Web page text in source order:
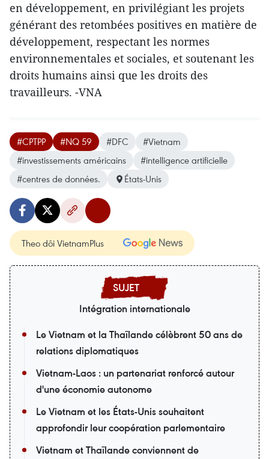
en développement, en privilégiant les projets
générant des retombées positives en matière de
développement, respectant les normes
environnementales et sociales, et soutenant les
droits humains ainsi que les droits des
travailleurs. -VNA
#CPTPP #NQ 59 #DFC
#Vietnam
#investissements américains
#intelligence artificielle
#centres de données.
États-Unis
Theo dõi VietnamPlus
Intégration internationale
Le Vietnam et la Thaïlande célèbrent 50 ans de
relations diplomatiques
Vietnam-Laos : un partenariat renforcé autour
d'une économie autonome
Le Vietnam et les États-Unis souhaitent
approfondir leur coopération parlementaire
Vietnam et Thaïlande conviennent de